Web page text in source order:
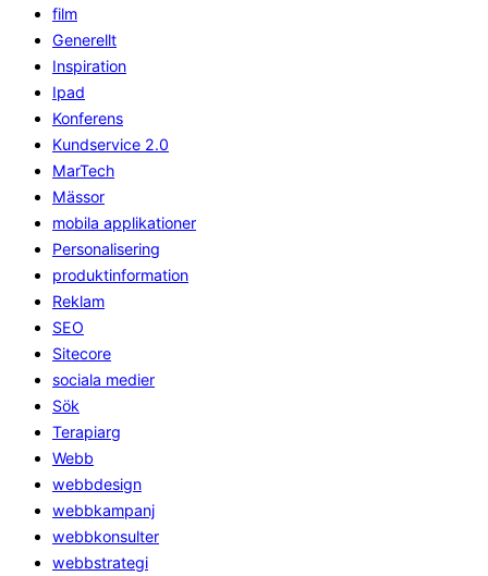
film
Generellt
Inspiration
Ipad
Konferens
Kundservice 2.0
MarTech
Mässor
mobila applikationer
Personalisering
produktinformation
Reklam
SEO
Sitecore
sociala medier
Sök
Terapiarg
Webb
webbdesign
webbkampanj
webbkonsulter
webbstrategi